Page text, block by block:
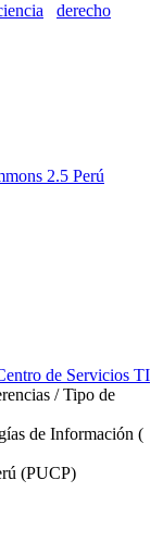
Neurociencia
derecho
2.5 Perú
de Servicios TI
/ Tipo de
de Información (
(PUCP)